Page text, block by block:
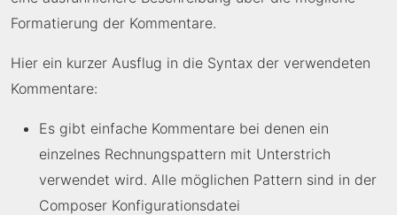
Formatierung der Kommentare.
Hier ein kurzer Ausflug in die Syntax der verwendeten
Kommentare:
Es gibt einfache Kommentare bei denen ein
einzelnes Rechnungspattern mit Unterstrich
verwendet wird. Alle möglichen Pattern sind in der
Composer Konfigurationsdatei